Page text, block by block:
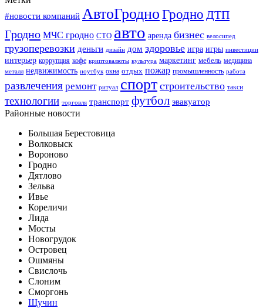
#новости компаний АвтоГродноГродно ДТП
Гродно МЧС гродно СТО авто аренда бизнес велосипед
грузоперевозки деньги дизайн дом здоровье игра игры инвестиции
интерьер коррупция кофе криптовалюты культура маркетинг мебель медицина
металл недвижимость ноутбук окна отдых пожар промышленность работа
развлечения ремонт ритуал спорт строительство такси
технологии торговля транспорт футбол эвакуатор
Районные новости
Большая Берестовица
Волковыск
Вороново
Гродно
Дятлово
Зельва
Ивье
Кореличи
Лида
Мосты
Новогрудок
Островец
Ошмяны
Свислочь
Слоним
Сморгонь
Щучин